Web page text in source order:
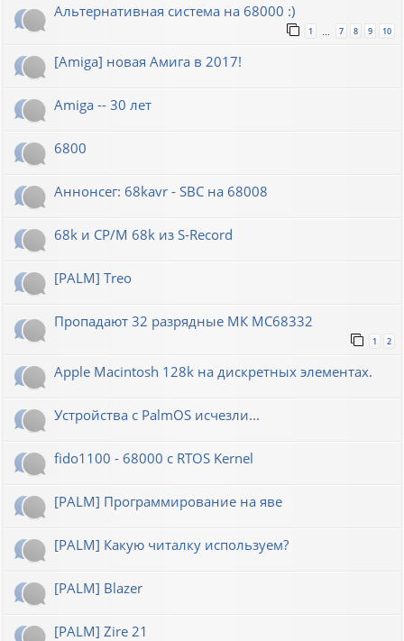
Альтернативная система на 68000 :)
1 7 8 9 10
[Amiga] новая Амига в 2017!
Amiga -- 30 лет
6800
Аннонсег: 68kavr - SBC на 68008
68k и CP/M 68k из S-Record
[PALM] Treo
Пропадают 32 разрядные МК МС68332
1 2
Apple Macintosh 128k на дискретных элементах.
Устройства с PalmOS исчезли...
fido1100 - 68000 с RTOS Kernel
[PALM] Программирование на яве
[PALM] Какую читалку используем?
[PALM] Blazer
[PALM] Zire 21